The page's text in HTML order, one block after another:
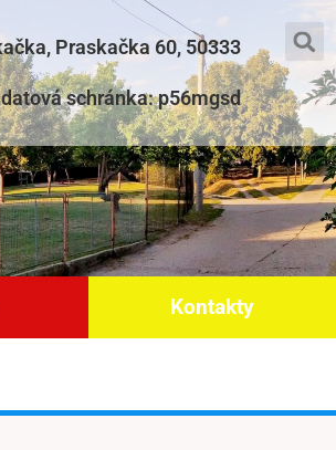
Praskačka 60, 50333
datová schránka: p56mgsd
Kontakty